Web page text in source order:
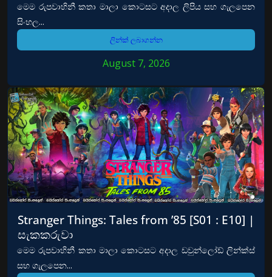
මෙම රුපවාහිනී කතා මාලා කොටසට අදාල ලිපිය සහ ගැලපෙන
සිංහල...
ලින්ක් ලබාගන්න
August 7, 2026
Stranger Things: Tales from ’85 [S01 : E10] |
සැකකරුවා
මෙම රුපවාහිනී කතා මාලා කොටසට අදාල ඩවුන්ලෝඩ් ලින්ක්ස්
සහ ගැලපෙන...